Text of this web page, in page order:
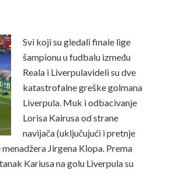
Svi koji su gledali finale lige
šampionu u fudbalu između
Reala i Liverpulavideli su dve
katastrofalne greške golmana
Liverpula. Muk i odbacivanje
Lorisa Kairusa od strane
navijača (uključujući i pretnje
Jirgena Klopa. Prema
Kariusa na golu Liverpula su